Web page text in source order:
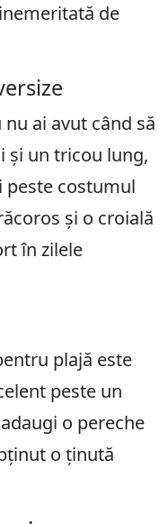
de
ai avut când să
și un tricou lung,
peste costumul
și o croială
în zilele
plajă este
peste un
o pereche
o ținută